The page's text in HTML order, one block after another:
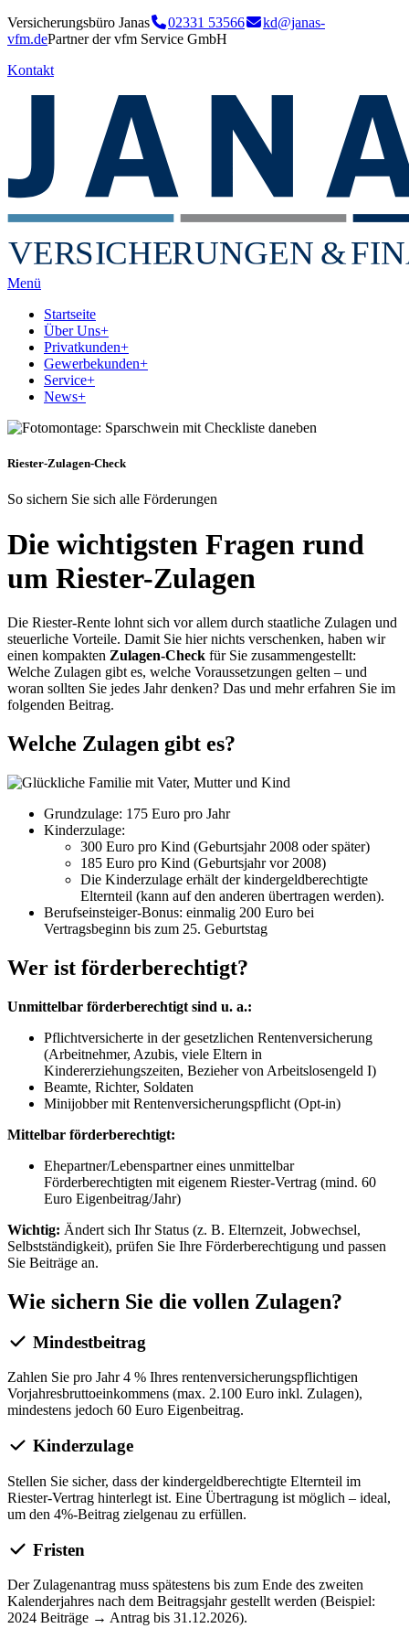
Versicherungsbüro Janas 02331 53566
kd@janas-
vfm.dePartner der vfm Service GmbH
Kontakt
VERSICHERUNGEN&
Menü
Startseite
Über Uns+
Privatkunden+
Gewerbekunden+
Service+
News+
Riester-Zulagen-Check
So sichern Sie sich alle Förderungen
Die wichtigsten Fragen rund
um Riester-Zulagen
Die Riester-Rente lohnt sich vor allem durch staatliche Zulagen und
steuerliche Vorteile. Damit Sie hier nichts verschenken, haben wir
einen kompakten Zulagen-Check für Sie zusammengestellt:
Welche Zulagen gibt es, welche Voraussetzungen gelten – und
woran sollten Sie jedes Jahr denken? Das und mehr erfahren Sie im
folgenden Beitrag.
Welche Zulagen gibt es?
Grundzulage: 175 Euro pro Jahr
Kinderzulage:
300 Euro pro Kind (Geburtsjahr 2008 oder später)
185 Euro pro Kind (Geburtsjahr vor 2008)
Die Kinderzulage erhält der kindergeldberechtigte
Elternteil (kann auf den anderen übertragen werden).
Berufseinsteiger-Bonus: einmalig 200 Euro bei
Vertragsbeginn bis zum 25. Geburtstag
Wer ist förderberechtigt?
Unmittelbar förderberechtigt sind u. a.:
Pflichtversicherte in der gesetzlichen Rentenversicherung
(Arbeitnehmer, Azubis, viele Eltern in
Kindererziehungszeiten, Bezieher von Arbeitslosengeld I)
Beamte, Richter, Soldaten
Minijobber mit Rentenversicherungspflicht (Opt-in)
Mittelbar förderberechtigt:
Ehepartner/Lebenspartner eines unmittelbar
Förderberechtigten mit eigenem Riester-Vertrag (mind. 60
Euro Eigenbeitrag/Jahr)
Wichtig: Ändert sich Ihr Status (z. B. Elternzeit, Jobwechsel,
Selbstständigkeit), prüfen Sie Ihre Förderberechtigung und passen
Sie Beiträge an.
Wie sichern Sie die vollen Zulagen?
Mindestbeitrag
Zahlen Sie pro Jahr 4 % Ihres rentenversicherungspflichtigen
Vorjahresbruttoeinkommens (max. 2.100 Euro inkl. Zulagen),
mindestens jedoch 60 Euro Eigenbeitrag.
Kinderzulage
Stellen Sie sicher, dass der kindergeldberechtigte Elternteil im
Riester-Vertrag hinterlegt ist. Eine Übertragung ist möglich – ideal,
um den 4%-Beitrag zielgenau zu erfüllen.
Fristen
Der Zulagenantrag muss spätestens bis zum Ende des zweiten
Kalenderjahres nach dem Beitragsjahr gestellt werden (Beispiel:
2024 Beiträge → Antrag bis 31.12.2026).